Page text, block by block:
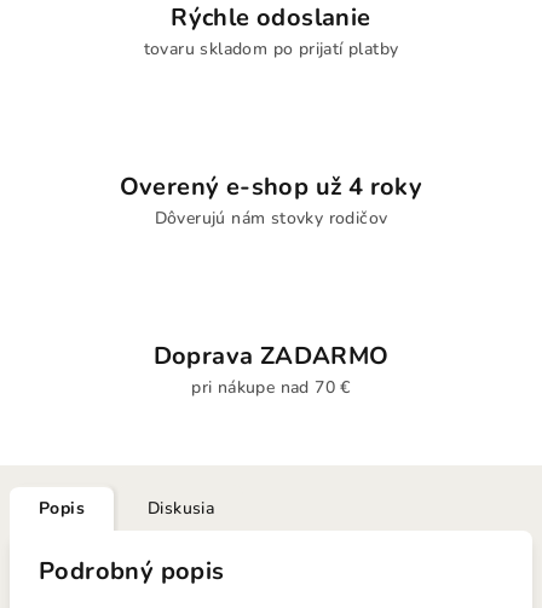
Rýchle odoslanie
tovaru skladom po prijatí platby
Overený e-shop už 4 roky
Dôverujú nám stovky rodičov
Doprava ZADARMO
pri nákupe nad 70 €
Popis Diskusia
Podrobný popis